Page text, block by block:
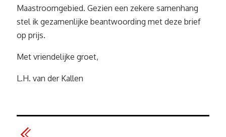
Maastroomgebied. Gezien een zekere samenhang
stel ik gezamenlijke beantwoording met deze brief
op prijs.
Met vriendelijke groet,
L.H. van der Kallen